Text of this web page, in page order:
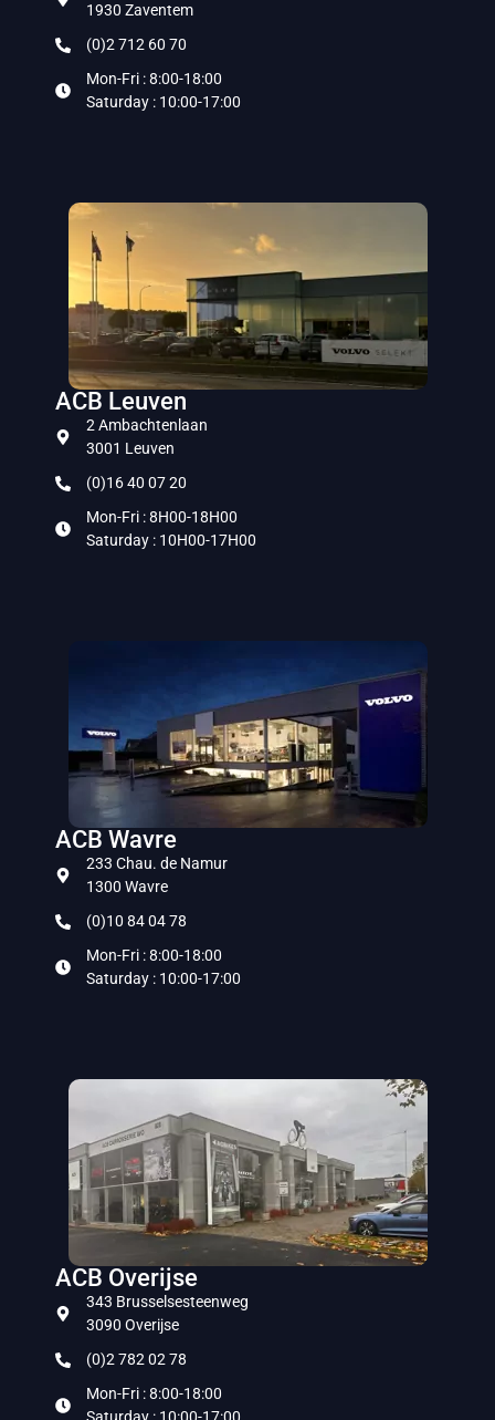
1930 Zaventem
(0)2 712 60 70
Mon-Fri : 8:00-18:00
Saturday : 10:00-17:00
ACB Leuven
2 Ambachtenlaan
3001 Leuven
(0)16 40 07 20
Mon-Fri : 8H00-18H00
Saturday : 10H00-17H00
ACB Wavre
233 Chau. de Namur
1300 Wavre
(0)10 84 04 78
Mon-Fri : 8:00-18:00
Saturday : 10:00-17:00
ACB Overijse
343 Brusselsesteenweg
3090 Overijse
(0)2 782 02 78
Mon-Fri : 8:00-18:00